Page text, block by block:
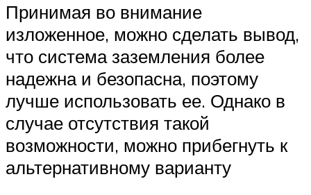
Принимая во внимание
изложенное, можно сделать вывод,
что система заземления более
надежна и безопасна, поэтому
лучше использовать ее. Однако в
случае отсутствия такой
возможности, можно прибегнуть к
альтернативному варианту